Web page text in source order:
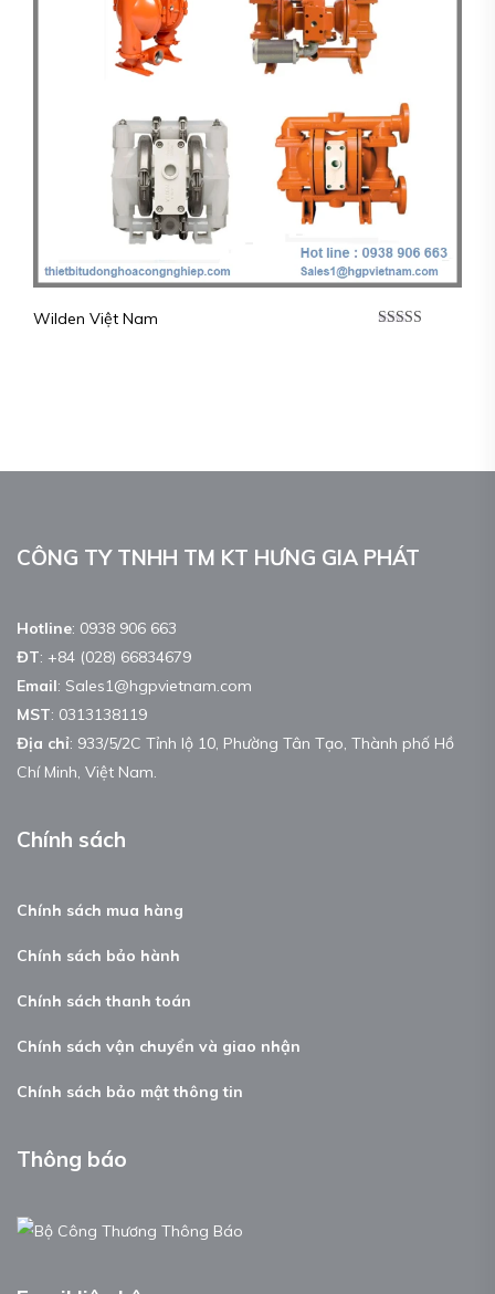
Wilden Việt Nam
CÔNG TY TNHH TM KT HƯNG GIA PHÁT
Hotline: 0938 906 663
ĐT: +84 (028) 66834679
Email: Sales1@hgpvietnam.com
MST: 0313138119
Địa chỉ: 933/5/2C Tỉnh lộ 10, Phường Tân Tạo, Thành phố Hồ
Chí Minh, Việt Nam.
Chính sách
Chính sách mua hàng
Chính sách bảo hành
Chính sách thanh toán
Chính sách vận chuyển và giao nhận
Chính sách bảo mật thông tin
Thông báo